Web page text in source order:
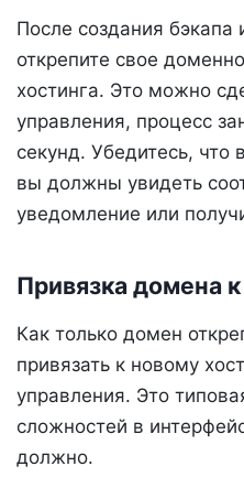
После создания
открепите свое
хостинга. Это можно
управления, процесс
секунд. Убедитесь,
вы должны увидеть
уведомление или
Привязка домена
Как только домен
привязать к новому
управления. Это
сложностей в
должно.